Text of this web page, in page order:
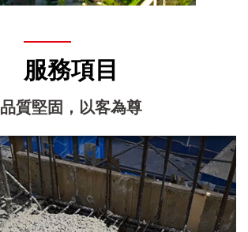
服務項目
品質堅固，以客為尊